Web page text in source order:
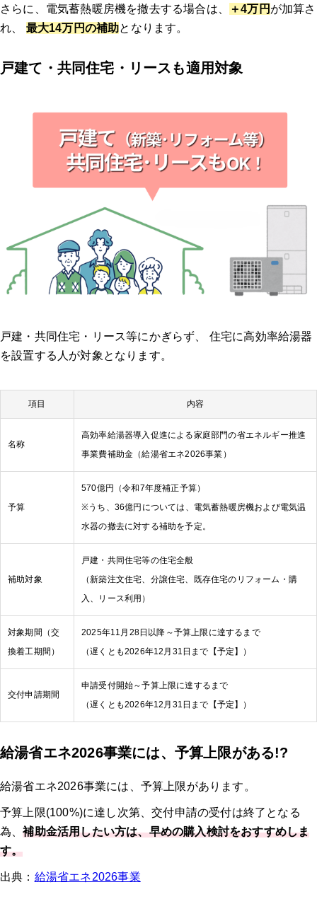
さらに、電気蓄熱暖房機を撤去する場合は、 ＋4万円 が加算さ
れ、 最大14万円の補助となります。
戸建て・共同住宅・リースも適用対象
戸建・共同住宅・リース等にかぎらず、 住宅に高効率給湯器
を設置する人が対象となります。
項目 内容
名称
高効率給湯器導入促進による家庭部門の省エネルギー推進
事業費補助金（給湯省エネ2026事業）
予算
570億円（令和7年度補正予算）
※うち、36億円については、電気蓄熱暖房機および電気温
水器の撤去に対する補助を予定。
補助対象
戸建・共同住宅等の住宅全般
（新築注文住宅、分譲住宅、既存住宅のリフォーム・購
入、リース利用）
対象期間（交
換着工期間）
2025年11月28日以降～予算上限に達するまで
（遅くとも2026年12月31日まで【予定】）
交付申請期間
申請受付開始～予算上限に達するまで
（遅くとも2026年12月31日まで【予定】）
給湯省エネ2026事業には、予算上限がある!?
給湯省エネ2026事業には、予算上限があります。
予算上限(100%)に達し次第、交付申請の受付は終了となる
為、補助金活用したい方は、早めの購入検討をおすすめしま
す。
出典： 給湯省エネ2026事業